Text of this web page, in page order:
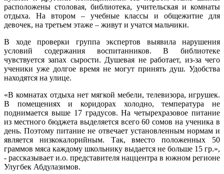
расположены столовая, библиотека, учительская и комнаты
отдыха. На втором – учебные классы и общежитие для
девочек, на третьем этаже – живут и учатся мальчики.
В ходе проверки группа экспертов выявила нарушения
условий содержания воспитанников. В библиотеке
чувствуется запах сырости. Душевая не работает, из-за чего
ученики уже долгое время не могут принять душ. Удобства
находятся на улице.
«В комнатах отдыха нет мягкой мебели, телевизора, игрушек.
В помещениях и коридорах холодно, температура не
поднимается выше 17 градусов. На четырехразовое питание
из местного бюджета выделяется всего 60 сомов на ученика в
день. Поэтому питание не отвечает установленным нормам и
является низкокалорийным. Так, вместо положенных 50
граммов мяса каждому школьнику выдается не больше 15 гр.»,
- рассказывает и.о. представителя наццентра в южном регионе
Улугбек Абдулазимов.